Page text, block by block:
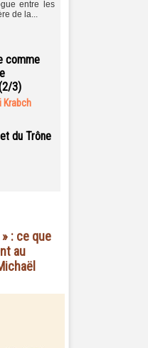
entre les
de la...
comme
3)
Krabch
du Trône
: ce que
au